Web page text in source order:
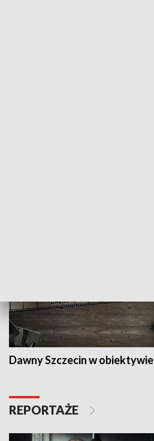
Dawny Szczecin w obiektywie
REPORTAŻE